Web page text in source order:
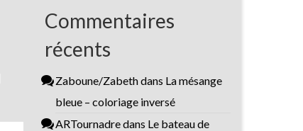
Commentaires
récents
Zaboune/Zabethdans La mésange
bleue – coloriage inversé
ARTournadredans Le bateau de